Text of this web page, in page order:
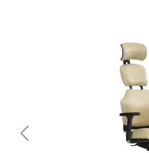
Bildergalerie überspringen